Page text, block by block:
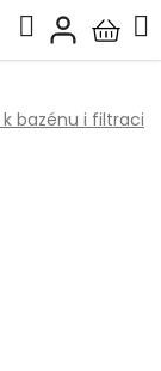
Hledat
košík
bazénu i filtraci